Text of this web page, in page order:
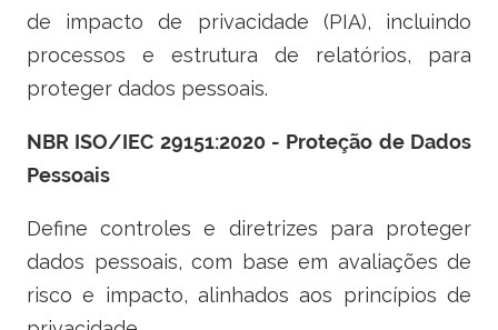
de impacto de privacidade (PIA), incluindo
processos e estrutura de relatórios, para
proteger dados pessoais.
NBR ISO/IEC 29151:2020 - Proteção de Dados
Pessoais
Define controles e diretrizes para proteger
dados pessoais, com base em avaliações de
risco e impacto, alinhados aos princípios de